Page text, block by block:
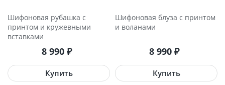
Шифоновая рубашка с
принтом и кружевными
вставками
8 990 ₽
Шифоновая блуза с принтом
и воланами
8 990 ₽